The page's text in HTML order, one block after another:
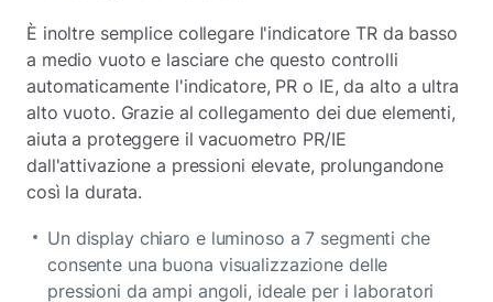
È inoltre semplice collegare l'indicatore TR da basso
a medio vuoto e lasciare che questo controlli
automaticamente l'indicatore, PR o IE, da alto a ultra
alto vuoto. Grazie al collegamento dei due elementi,
aiuta a proteggere il vacuometro PR/IE
dall'attivazione a pressioni elevate, prolungandone
così la durata.
Un display chiaro e luminoso a 7 segmenti che
consente una buona visualizzazione delle
pressioni da ampi angoli, ideale per i laboratori